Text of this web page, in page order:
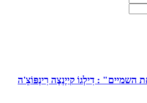
השמיים" : דִילְגוֹ קייֶנְצֶה רִינְפּוֹצֵ'ה